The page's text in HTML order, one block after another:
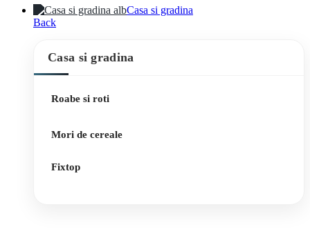
Casa si gradina
Back
Casa si gradina
Roabe si roti
Mori de cereale
Fixtop